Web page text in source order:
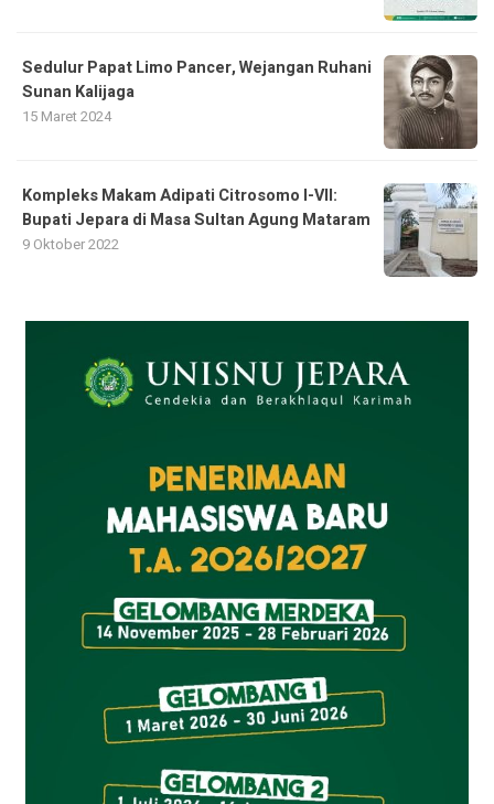
Sedulur Papat Limo Pancer, Wejangan Ruhani
Sunan Kalijaga
15 Maret 2024
Kompleks Makam Adipati Citrosomo I-VII:
Bupati Jepara di Masa Sultan Agung Mataram
9 Oktober 2022